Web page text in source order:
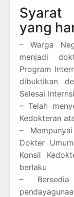
Syarat
yang
– Warga
menjadi
Program
dibuktikan
Selesai
– Telah
Kedokteran
–
Dokter
Konsil
berlaku
–